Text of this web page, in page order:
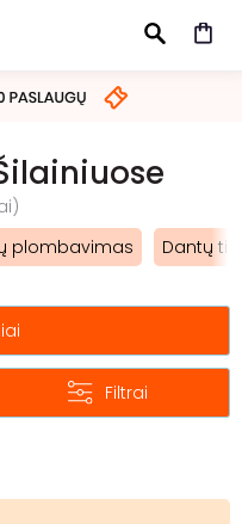
IEŠKOTI
plombavimas Dantų
Filtrai